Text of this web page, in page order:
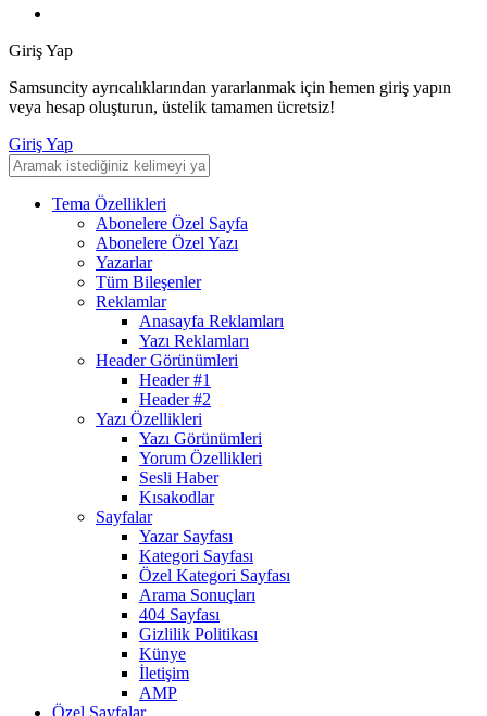
Giriş Yap
Samsuncity ayrıcalıklarından yararlanmak için hemen giriş yapın
veya hesap oluşturun, üstelik tamamen ücretsiz!
Giriş Yap
Tema Özellikleri
Abonelere Özel Sayfa
Abonelere Özel Yazı
Yazarlar
Tüm Bileşenler
Reklamlar
Anasayfa Reklamları
Yazı Reklamları
Header Görünümleri
Header #1
Header #2
Yazı Özellikleri
Yazı Görünümleri
Yorum Özellikleri
Sesli Haber
Kısakodlar
Sayfalar
Yazar Sayfası
Kategori Sayfası
Özel Kategori Sayfası
Arama Sonuçları
404 Sayfası
Gizlilik Politikası
Künye
İletişim
AMP